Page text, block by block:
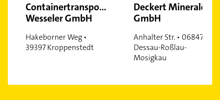
Containertransporte
Wesseler GmbH
Hakeborner Weg •
39397 Kroppenstedt
Deckert Mineralöl
GmbH
Anhalter Str. • 06847
Dessau-Roßlau-
Mosigkau